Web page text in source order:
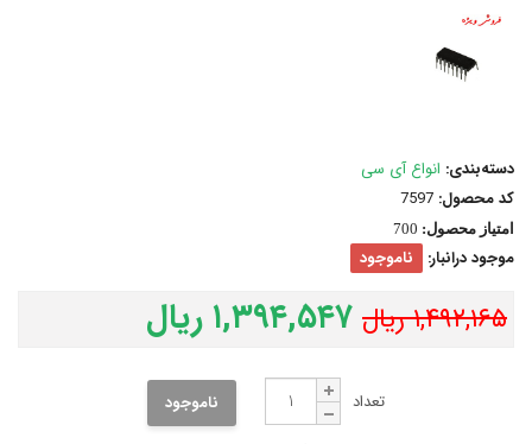
دسته‌بندی: انواع آی سی
کد محصول: 7597
امتیاز محصول: 700
موجود درانبار: ناموجود
۱,۴۹۲,۱۶۵ ریال ۱,۳۹۴,۵۴۷ ریال
تعداد ناموجود